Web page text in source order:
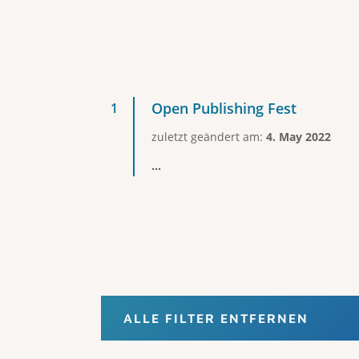
Open Publishing Fest
zuletzt geändert am: 4. May 2022
...
ALLE FILTER ENTFERNEN